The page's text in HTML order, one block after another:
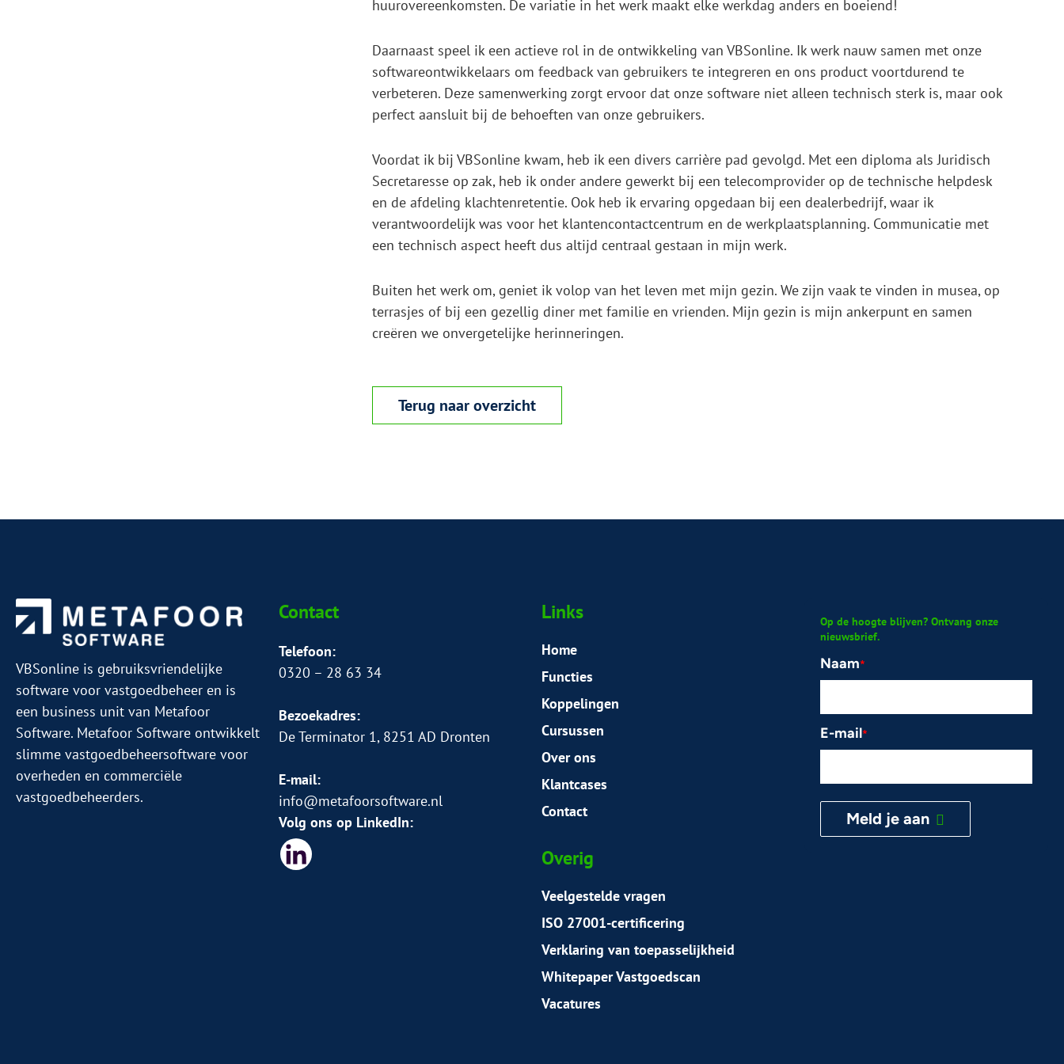
huurovereenkomsten. De variatie in het werk maakt elke werkdag anders en boeiend!
Daarnaast speel ik een actieve rol in de ontwikkeling van VBSonline. Ik werk nauw samen met onze
softwareontwikkelaars om feedback van gebruikers te integreren en ons product voortdurend te
verbeteren. Deze samenwerking zorgt ervoor dat onze software niet alleen technisch sterk is, maar ook
perfect aansluit bij de behoeften van onze gebruikers.
Voordat ik bij VBSonline kwam, heb ik een divers carrière pad gevolgd. Met een diploma als Juridisch
Secretaresse op zak, heb ik onder andere gewerkt bij een telecomprovider op de technische helpdesk
en de afdeling klachtenretentie. Ook heb ik ervaring opgedaan bij een dealerbedrijf, waar ik
verantwoordelijk was voor het klantencontactcentrum en de werkplaatsplanning. Communicatie met
een technisch aspect heeft dus altijd centraal gestaan in mijn werk.
Buiten het werk om, geniet ik volop van het leven met mijn gezin. We zijn vaak te vinden in musea, op
terrasjes of bij een gezellig diner met familie en vrienden. Mijn gezin is mijn ankerpunt en samen
creëren we onvergetelijke herinneringen.
Terug naar overzicht
VBSonline is gebruiksvriendelijke
software voor vastgoedbeheer en is
een business unit van Metafoor
Software. Metafoor Software ontwikkelt
slimme vastgoedbeheersoftware voor
overheden en commerciële
vastgoedbeheerders.
Contact
Telefoon:
0320 – 28 63 34
Bezoekadres:
De Terminator 1, 8251 AD Dronten
E-mail:
info@metafoorsoftware.nl
Volg ons op LinkedIn:
Links
Home
Functies
Koppelingen
Cursussen
Over ons
Klantcases
Contact
Overig
Veelgestelde vragen
ISO 27001-certificering
Verklaring van toepasselijkheid
Whitepaper Vastgoedscan
Vacatures
Op de hoogte blijven? Ontvang onze
nieuwsbrief.
Naam*
E-mail*
Meld je aan